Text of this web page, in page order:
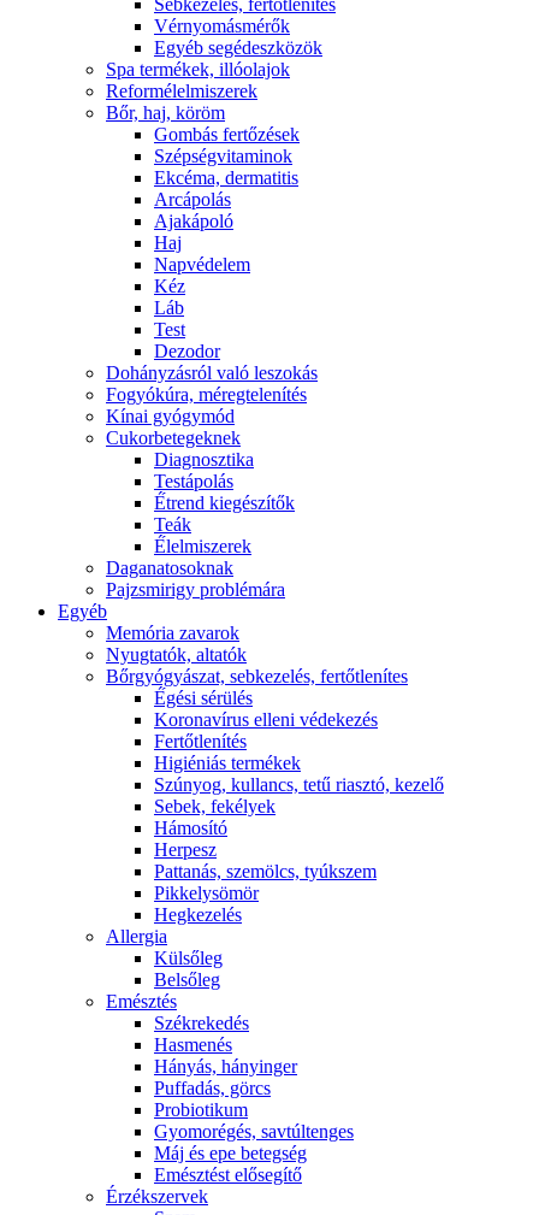
Sebkezelés, fertőtlenítés
Vérnyomásmérők
Egyéb segédeszközök
Spa termékek, illóolajok
Reformélelmiszerek
Bőr, haj, köröm
Gombás fertőzések
Szépségvitaminok
Ekcéma, dermatitis
Arcápolás
Ajakápoló
Haj
Napvédelem
Kéz
Láb
Test
Dezodor
Dohányzásról való leszokás
Fogyókúra, méregtelenítés
Kínai gyógymód
Cukorbetegeknek
Diagnosztika
Testápolás
É́trend kiegészítők
Teák
É́lelmiszerek
Daganatosoknak
Pajzsmirigy problémára
Egyéb
Memória zavarok
Nyugtatók, altatók
Bőrgyógyászat, sebkezelés, fertőtlenítes
É́gési sérülés
Koronavírus elleni védekezés
Fertőtlenítés
Higiéniás termékek
Szúnyog, kullancs, tetű riasztó, kezelő
Sebek, fekélyek
Hámosító
Herpesz
Pattanás, szemölcs, tyúkszem
Pikkelysömör
Hegkezelés
Allergia
Külsőleg
Belsőleg
Emésztés
Székrekedés
Hasmenés
Hányás, hányinger
Puffadás, görcs
Probiotikum
Gyomorégés, savtúltenges
Máj és epe betegség
Emésztést elősegítő
Érzékszervek